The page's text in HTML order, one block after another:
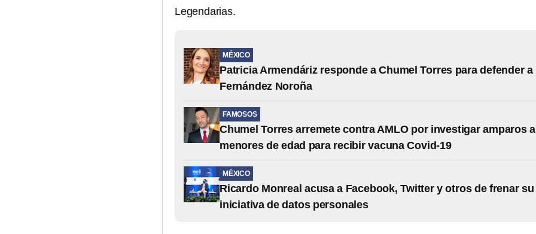
Legendarias.
MÉXICO
Patricia Armendáriz responde a Chumel Torres para defender a
Fernández Noroña
FAMOSOS
Chumel Torres arremete contra AMLO por investigar amparos a
menores de edad para recibir vacuna Covid-19
MÉXICO
Ricardo Monreal acusa a Facebook, Twitter y otros de frenar su
iniciativa de datos personales